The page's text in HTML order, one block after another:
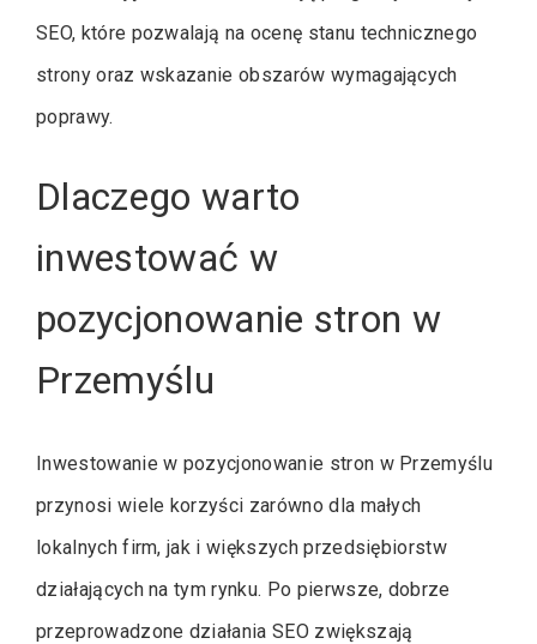
SEO, które pozwalają na ocenę stanu technicznego
strony oraz wskazanie obszarów wymagających
poprawy.
Dlaczego warto
inwestować w
pozycjonowanie stron w
Przemyślu
Inwestowanie w pozycjonowanie stron w Przemyślu
przynosi wiele korzyści zarówno dla małych
lokalnych firm, jak i większych przedsiębiorstw
działających na tym rynku. Po pierwsze, dobrze
przeprowadzone działania SEO zwiększają